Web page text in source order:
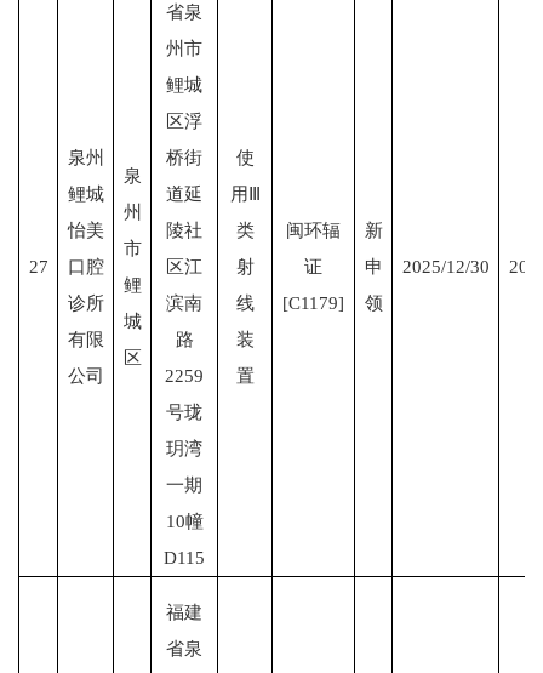
27
泉州
鲤城
怡美
口腔
诊所
有限
公司
泉
州
市
鲤
城
区
省泉
州市
鲤城
区浮
桥街
道延
陵社
区江
滨南
路
2259
号珑
玥湾
一期
10幢
D115
使
用Ⅲ
类
射
线
装
置
闽环辐
证
[C1179]
新
申
领
2025/12/30
福建
省泉